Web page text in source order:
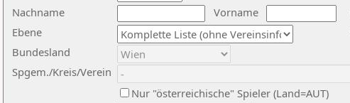
Nachname
Vorname
Ebene
Bundesland
Spgem./Kreis/Verein
Nur "österreichische" Spieler (Land=AUT)